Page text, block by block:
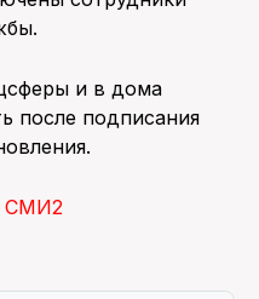
и в дома
после подписания
СМИ2